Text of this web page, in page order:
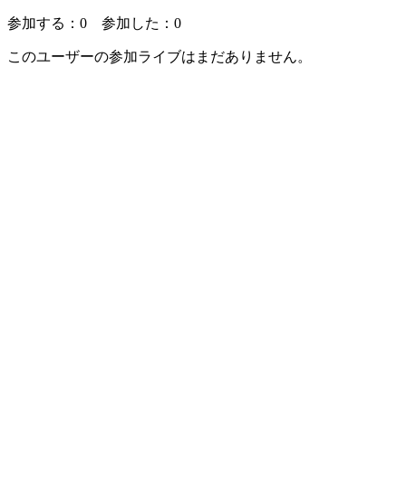
参加する： 0 参加した： 0
このユーザーの参加ライブはまだありません。